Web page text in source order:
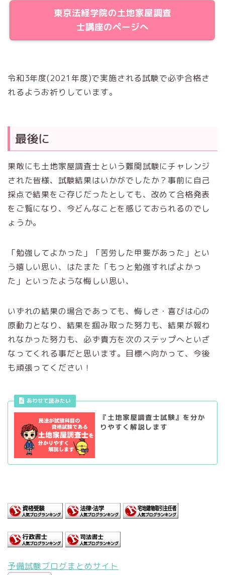
東京法経学院の土地家屋調査
士講座のページへ
令和3年度(2021年度)で実施される試験で必ず合格さ
れるようお祈りしています。
最後に
果敢にも土地家屋調査士という難関試験にチャレンジ
された皆様、試験結果はいかがでしたか？事前に自己
採点で結果をご存じだったとしても、改めて合格発表
をご覧になり、今どんなことを感じておられるのでし
ょうか。
「勉強してよかった」「苦労した甲斐があった」とい
う嬉しい思い、はたまた「もっと勉強すればよかっ
た」といったような悔しい思い、
いずれの結果の場合であっても、悔しさ・喜びは心の
原動力となり、結果を掴み取った努力も、結果が報わ
れなかった努力も、必ず貴方を次のステップへといざ
なってくれる事だと思います。目標へ向かって、今後
も頑張ってください！
あわせて読みたい
『土地家屋調査士試験』を分か
りやすく解説します
予備試験ブログまとめサイト